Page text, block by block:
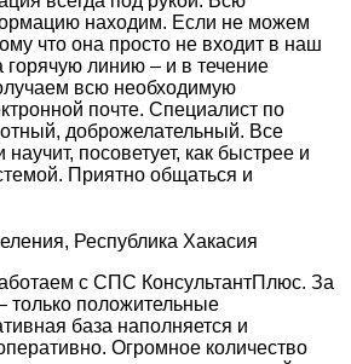
находим. Если не можем
что она просто не входит в наш
горячую линию – и в течение
всю необходимую
почте. Специалист по
доброжелательный. Все
научит, посоветует, как быстрее и
Приятно общаться и
Республика Хакасия
с СПС КонсультантПлюс. За
положительные
база наполняется и
Огромное количество